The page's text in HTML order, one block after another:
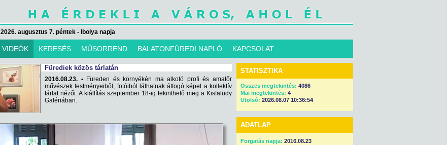
2026. augusztus 7. péntek - Ibolya napja
VIDEÓK KERESÉS MŰSORREND BALATONFÜREDI NAPLÓ KAPCSOLAT
Fürediek közös tárlatán
2016.08.23. •Füreden és környékén ma alkotó profi és amatőr
művészek festményeiből, fotóiból láthatnak átfogó képet a kollektív
tárlat nézői. A kiállítás szeptember 18-ig tekinthető meg a Kisfaludy
Galériában.
STATISZTIKA
Összes megtekintés: 4086
Mai megtekintés: 4
Utolsó: 2026.08.07 10:36:54
ADATLAP
Forgatás napja: 2016.08.23